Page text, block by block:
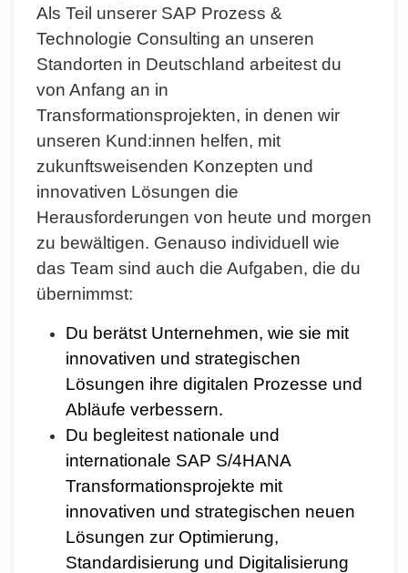
Als Teil unserer SAP Prozess &
Technologie Consulting an unseren
Standorten in Deutschland arbeitest du
von Anfang an in
Transformationsprojekten, in denen wir
unseren Kund:innen helfen, mit
zukunftsweisenden Konzepten und
innovativen Lösungen die
Herausforderungen von heute und morgen
zu bewältigen. Genauso individuell wie
das Team sind auch die Aufgaben, die du
übernimmst:
Du berätst Unternehmen, wie sie mit
innovativen und strategischen
Lösungen ihre digitalen Prozesse und
Abläufe verbessern.
Du begleitest nationale und
internationale SAP S/4HANA
Transformationsprojekte mit
innovativen und strategischen neuen
Lösungen zur Optimierung,
Standardisierung und Digitalisierung